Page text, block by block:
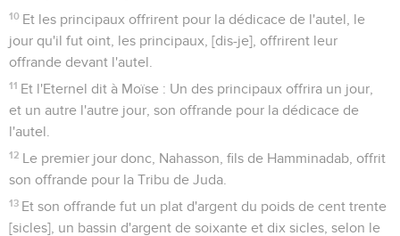
10 Et les principaux offrirent pour la dédicace de l'autel, le
jour qu'il fut oint, les principaux, [dis-je], offrirent leur
offrande devant l'autel.
11 Et l'Eternel dit à Moïse : Un des principaux offrira un jour,
et un autre l'autre jour, son offrande pour la dédicace de
l'autel.
12 Le premier jour donc, Nahasson, fils de Hamminadab, offrit
son offrande pour la Tribu de Juda.
13 Et son offrande fut un plat d'argent du poids de cent trente
[sicles], un bassin d'argent de soixante et dix sicles, selon le